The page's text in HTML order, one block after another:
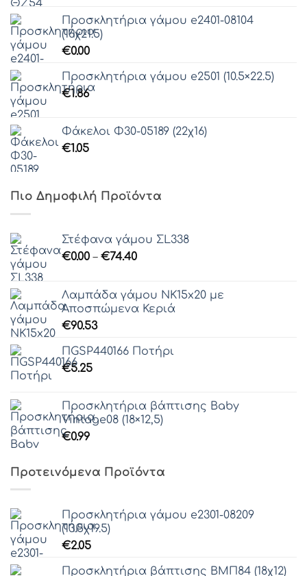
Προσκλητήρια γάμου e2401-08104
(16χ21.5)
€0.00
Προσκλητήρια γάμου e2501 (10.5×22.5)
€1.86
Φάκελοι Φ30-05189 (22χ16)
€1.05
Πιο Δημοφιλή Προϊόντα
Στέφανα γάμου ΣL338
€0.00 – €74.40Price
through
€74.40
Λαμπάδα γάμου ΝΚ15x20 με
Αποσπώμενα Κεριά
€90.53
ΠGSP440166 Ποτήρι
€5.25
Προσκλητήρια βάπτισης Baby
Vintage08 (18×12,5)
€0.99
Προτεινόμενα Προϊόντα
Προσκλητήρια γάμου e2301-08209
(13.5χ19.5)
€2.05
Προσκλητήρια βάπτισης ΒΜΠ84 (18χ12)